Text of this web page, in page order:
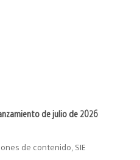
de julio de 2026
de contenido, SIE